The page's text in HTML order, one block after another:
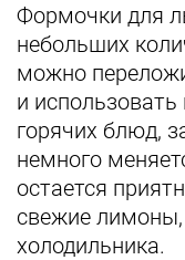
Формочки для
небольших
можно
и
горячих блюд,
немного
остается
свежие
холодильника.